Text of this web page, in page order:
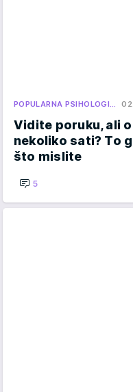
POPULARNA PSIHOLOGI…
Vidite poruku, ali
nekoliko sati? To
što mislite
5